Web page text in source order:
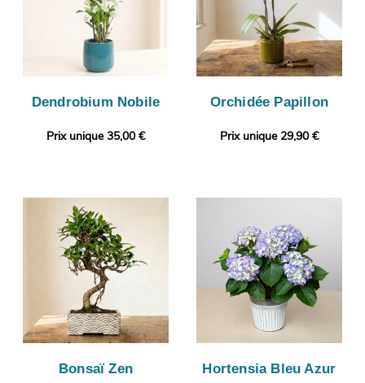
Dendrobium Nobile
Prix unique 35,00 €
Orchidée Papillon
Prix unique 29,90 €
Bonsaï Zen Hortensia Bleu Azur